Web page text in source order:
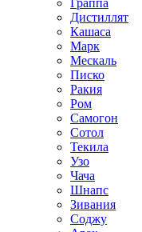
Граппа
Дистиллят
Кашаса
Марк
Мескаль
Писко
Ракия
Ром
Самогон
Сотол
Текила
Узо
Чача
Шнапс
Зивания
Соджу